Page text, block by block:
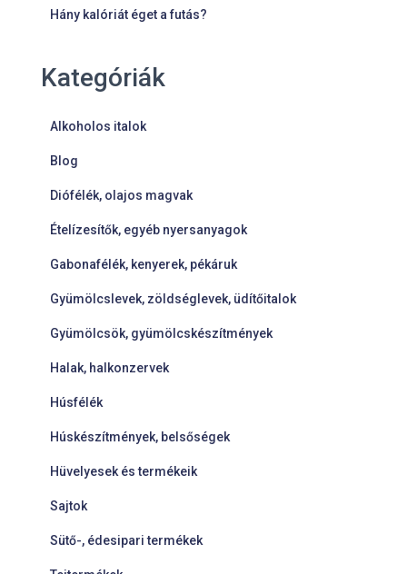
Hány kalóriát éget a futás?
Kategóriák
Alkoholos italok
Blog
Diófélék, olajos magvak
Ételízesítők, egyéb nyersanyagok
Gabonafélék, kenyerek, pékáruk
Gyümölcslevek, zöldséglevek, üdítőitalok
Gyümölcsök, gyümölcskészítmények
Halak, halkonzervek
Húsfélék
Húskészítmények, belsőségek
Hüvelyesek és termékeik
Sajtok
Sütő-, édesipari termékek